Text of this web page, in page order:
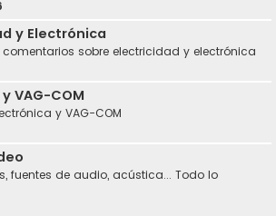
y Electrónica
comentarios sobre electricidad y electrónica
VAG-COM
y VAG-COM
fuentes de audio, acústica... Todo lo